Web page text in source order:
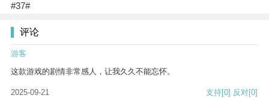
#37#
评论
游客
这款游戏的剧情非常感人，让我久久不能忘怀。
2025-09-21 支持[0] 反对[0]